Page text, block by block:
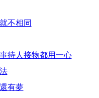
不相同
待人接物都用一心
有夢